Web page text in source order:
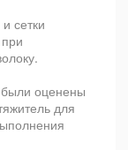
сетки
оценены
для